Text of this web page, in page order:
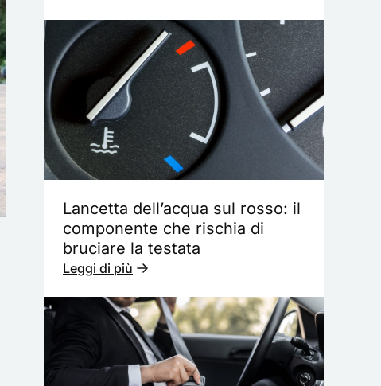
Lancetta dell’acqua sul rosso: il
componente che rischia di
bruciare la testata
Leggi di più